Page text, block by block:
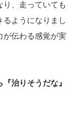
り、走っていても
るようになりまし
が伝わる感覚が実
治りそうだな』